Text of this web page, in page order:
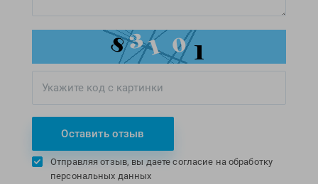
Оставить отзыв
Отправляя отзыв, вы даете согласие на обработку
персональных данных